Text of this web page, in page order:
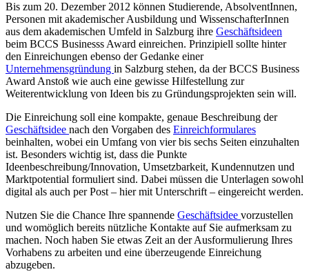
Bis zum 20. Dezember 2012 können Studierende, AbsolventInnen,
Personen mit akademischer Ausbildung und WissenschafterInnen
aus dem akademischen Umfeld in Salzburg ihre Geschäftsideen
beim BCCS Businesss Award einreichen. Prinzipiell sollte hinter
den Einreichungen ebenso der Gedanke einer
Unternehmensgründung in Salzburg stehen, da der BCCS Business
Award Anstoß wie auch eine gewisse Hilfestellung zur
Weiterentwicklung von Ideen bis zu Gründungsprojekten sein will.
Die Einreichung soll eine kompakte, genaue Beschreibung der
Geschäftsidee nach den Vorgaben des Einreichformulares
beinhalten, wobei ein Umfang von vier bis sechs Seiten einzuhalten
ist. Besonders wichtig ist, dass die Punkte
Ideenbeschreibung/Innovation, Umsetzbarkeit, Kundennutzen und
Marktpotential formuliert sind. Dabei müssen die Unterlagen sowohl
digital als auch per Post – hier mit Unterschrift – eingereicht werden.
Nutzen Sie die Chance Ihre spannende Geschäftsidee vorzustellen
und womöglich bereits nützliche Kontakte auf Sie aufmerksam zu
machen. Noch haben Sie etwas Zeit an der Ausformulierung Ihres
Vorhabens zu arbeiten und eine überzeugende Einreichung
abzugeben.